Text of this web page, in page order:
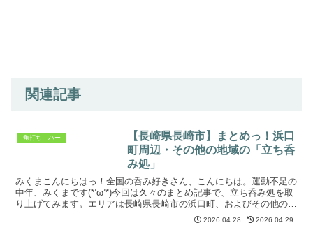
関連記事
角打ち、バー
【長崎県長崎市】まとめっ！浜口
町周辺・その他の地域の「立ち呑
み処」
みくまこんにちはっ！全国の呑み好きさん、こんにちは。運動不足の
中年、みくまです(*’ω’*)今回は久々のまとめ記事で、立ち呑み処を取
り上げてみます。エリアは長崎県長崎市の浜口町、およびその他の地
域です。記事内容は随時更新していきます(*’ω...2026.04.28 2026.04.29